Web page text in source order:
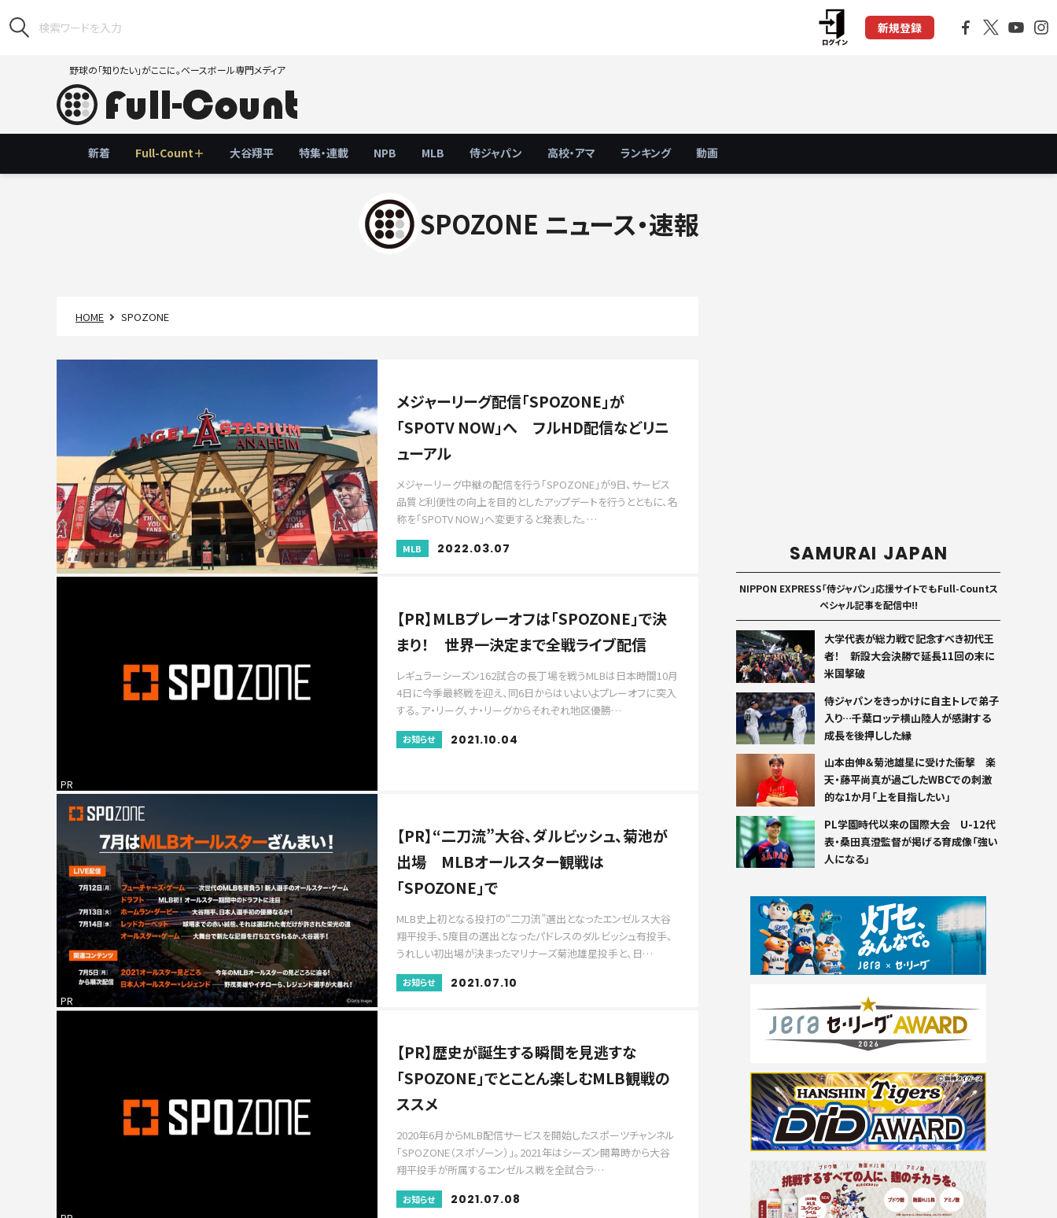
新規登録
野球の「知りたい」がここに。ベースボール専門メディア
新着 Full-Count＋ 大谷翔平 特集・連載 NPB MLB 侍ジャパン 高校・アマ ランキング 動画
SPOZONE ニュース・速報
HOME SPOZONE
メジャーリーグ配信「SPOZONE」が
「SPOTV NOW」へ フルHD配信などリニ
ューアル
メジャーリーグ中継の配信を行う「SPOZONE」が9日、サービス
品質と利便性の向上を目的としたアップデートを行うとともに、名
称を「SPOTV NOW」へ変更すると発表した。…
MLB 2022.03.07
PR
【PR】MLBプレーオフは「SPOZONE」で決
まり！ 世界一決定まで全戦ライブ配信
レギュラーシーズン162試合の長丁場を戦うMLBは日本時間10月
4日に今季最終戦を迎え、同6日からはいよいよプレーオフに突入
する。ア・リーグ、ナ・リーグからそれぞれ地区優勝…
お知らせ 2021.10.04
PR
【PR】“二刀流”大谷、ダルビッシュ、菊池が
出場 MLBオールスター観戦は
「SPOZONE」で
MLB史上初となる投打の“二刀流”選出となったエンゼルス大谷
翔平投手、5度目の選出となったパドレスのダルビッシュ有投手、
うれしい初出場が決まったマリナーズ菊池雄星投手と、日…
お知らせ 2021.07.10
【PR】歴史が誕生する瞬間を見逃すな
「SPOZONE」でとことん楽しむMLB観戦の
ススメ
2020年6月からMLB配信サービスを開始したスポーツチャンネル
「SPOZONE（スポゾーン）」。2021年はシーズン開幕時から大谷
翔平投手が所属するエンゼルス戦を全試合ラ…
お知らせ 2021.07.08
SAMURAI JAPAN
NIPPON EXPRESS「侍ジャパン」応援サイトでもFull-Countス
ペシャル記事を配信中!!
大学代表が総力戦で記念すべき初代王
者！ 新設大会決勝で延長11回の末に
米国撃破
侍ジャパンをきっかけに自主トレで弟子
入り…千葉ロッテ横山陸人が感謝する
成長を後押しした縁
山本由伸＆菊池雄星に受けた衝撃 楽
天・藤平尚真が過ごしたWBCでの刺激
的な1か月「上を目指したい」
PL学園時代以来の国際大会 U-12代
表・桑田真澄監督が掲げる育成像「強い
人になる」